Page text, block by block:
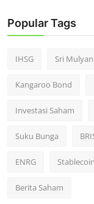
Popular Tags
IHSG Sri
Kangaroo Bond
Investasi Saham
Suku Bunga
ENRG Stablecoin
Berita Saham